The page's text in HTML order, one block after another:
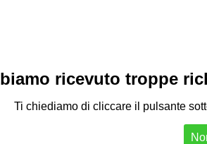
ricevuto troppe
Ti chiediamo di cliccare il pulsante